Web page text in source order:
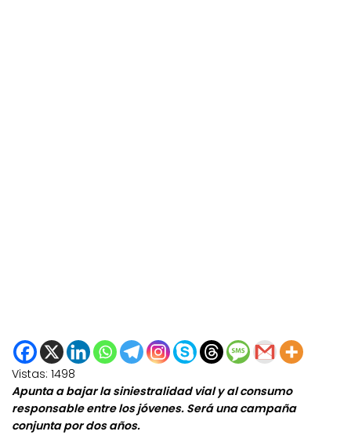
Vistas: 1498
Apunta a bajar la siniestralidad vial y al consumo
responsable entre los jóvenes. Será una campaña
conjunta por dos años.